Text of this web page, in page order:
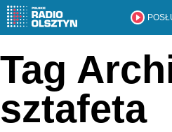
Tag
sztafeta